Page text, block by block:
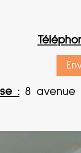
:8 avenue